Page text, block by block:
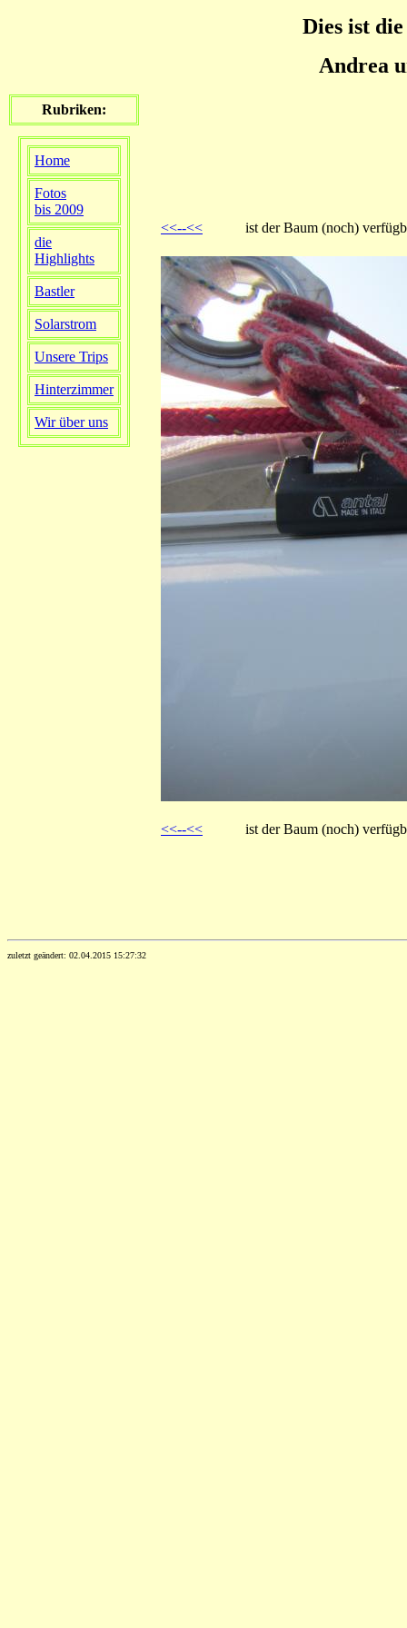
Dies ist
Andrea
Rubriken:
Home
Fotos
bis 2009
die
Highlights
Bastler
Solarstrom
Unsere Trips
Hinterzimmer
Wir über uns
<<--<< ist der Baum (noch)
<<--<< ist der Baum (noch)
zuletzt geändert: 02.04.2015 15:27:32